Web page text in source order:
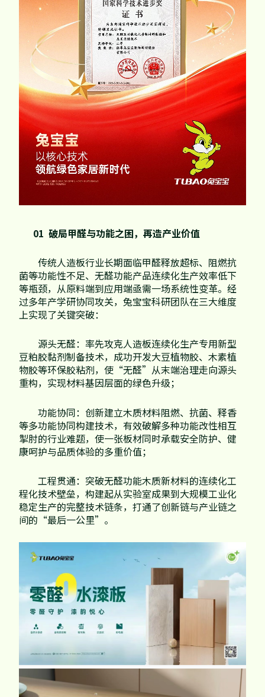
01 破局甲醛与功能之困，再造产业价值
传统人造板行业长期面临甲醛释放超标、阻燃抗
菌等功能性不足、无醛功能产品连续化生产效率低下
等瓶颈，从原料端到应用端亟需一场系统性变革。经
过多年产学研协同攻关，兔宝宝科研团队在三大维度
上实现了关键突破：
源头无醛：率先攻克人造板连续化生产专用新型
豆粕胶黏剂制备技术，成功开发大豆植物胶、木素植
物胶等环保胶粘剂，使“无醛”从末端治理走向源头
重构，实现材料基因层面的绿色升级；
功能协同：创新建立木质材料阻燃、抗菌、释香
等多功能协同构建技术，有效破解多种功能改性相互
掣肘的行业难题，使一张板材同时承载安全防护、健
康呵护与品质体验的多重价值；
工程贯通：突破无醛功能木质新材料的连续化工
程化技术壁垒，构建起从实验室成果到大规模工业化
稳定生产的完整技术链条，打通了创新链与产业链之
间的“最后一公里”。